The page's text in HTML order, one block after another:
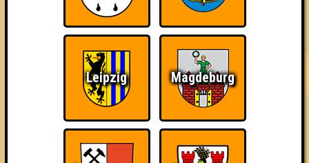
Teil der Oberschicht So kurz vorm Sieg!
Leipzig Magdeburg